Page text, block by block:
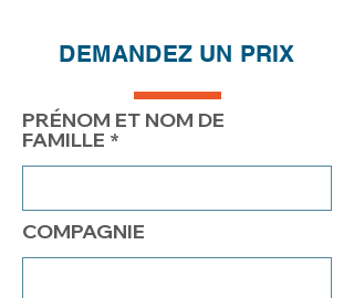
PRIX 249.20$ 199.20$ 174.20$
DEMANDEZ UN PRIX
PRÉNOM ET NOM DE
FAMILLE
COMPAGNIE